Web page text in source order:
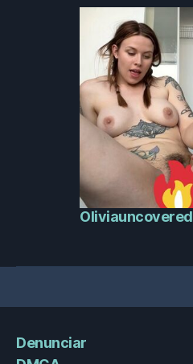
Oliviauncovered
Denunciar